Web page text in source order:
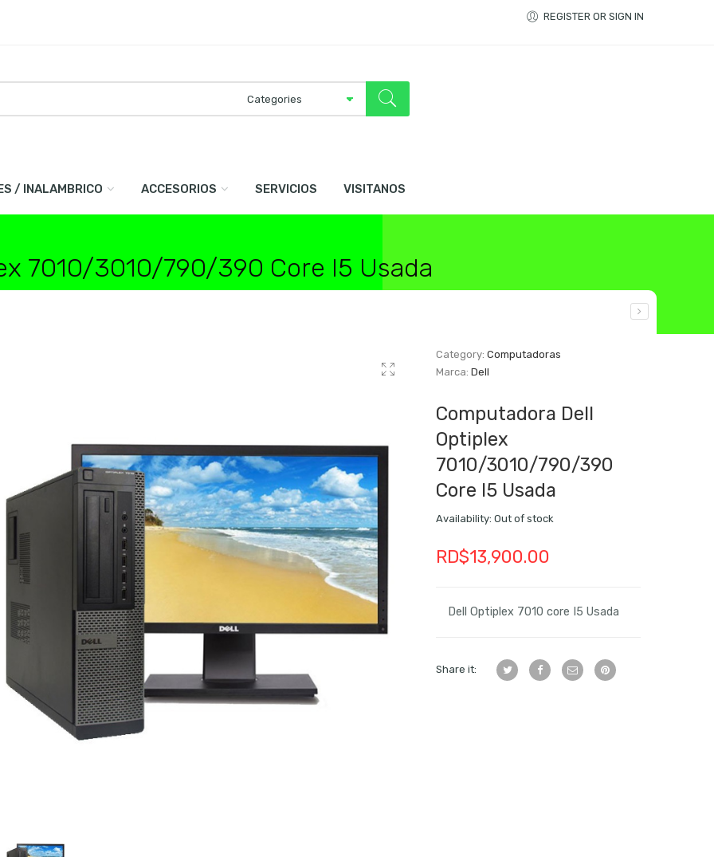
REGISTER OR SIGN IN
/ INALAMBRICO ACCESORIOS SERVICIOS VISITANOS
7010/3010/790/390 Core I5 Usada
Category:Computadoras
Marca:Dell
Computadora Dell
Optiplex
7010/3010/790/390
Core I5 Usada
Availability: Out of stock
RD$13,900.00
Dell Optiplex 7010 core I5 Usada
Share it: